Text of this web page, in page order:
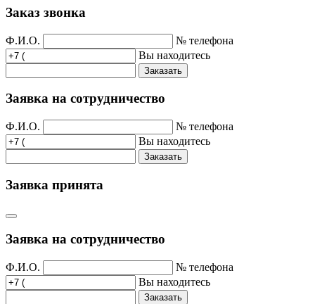
Заказ звонка
Ф.И.О.
№ телефона
Вы находитесь
Заказать
Заявка на сотрудничество
Ф.И.О.
№ телефона
Вы находитесь
Заказать
Заявка принята
Заявка на сотрудничество
Ф.И.О.
№ телефона
Вы находитесь
Заказать